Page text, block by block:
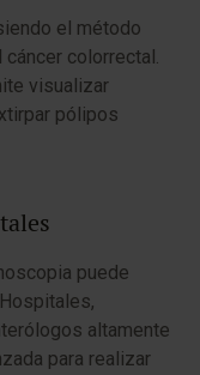
el método
colorrectal.
visualizar
pólipos
puede
altamente
para realizar